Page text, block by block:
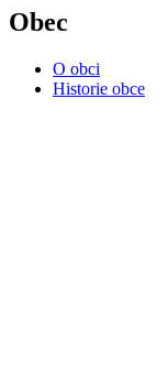
Obec
O obci
Historie obce